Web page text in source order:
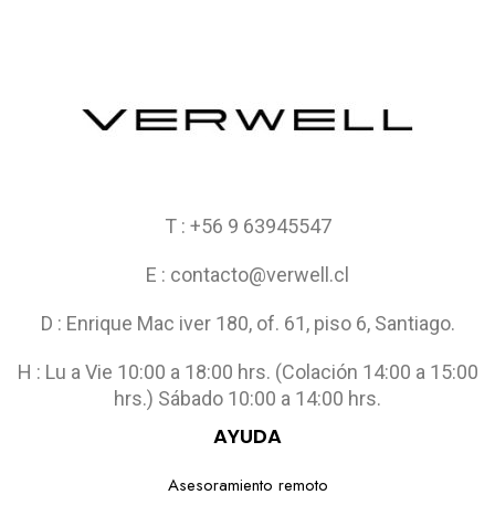
T : +56 9 63945547
E : contacto@verwell.cl
D : Enrique Mac iver 180, of. 61, piso 6, Santiago.
H : Lu a Vie 10:00 a 18:00 hrs. (Colación 14:00 a 15:00
hrs.) Sábado 10:00 a 14:00 hrs.
AYUDA
Asesoramiento remoto